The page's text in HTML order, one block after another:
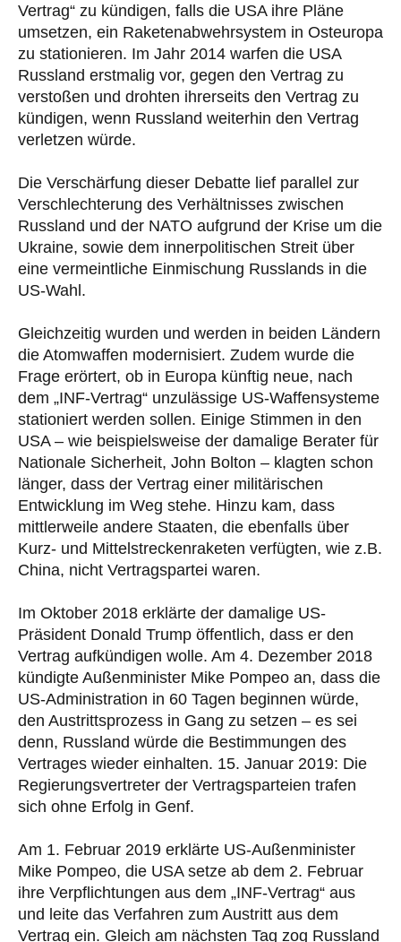
Vertrag“ zu kündigen, falls die USA ihre Pläne
umsetzen, ein Raketenabwehrsystem in Osteuropa
zu stationieren. Im Jahr 2014 warfen die USA
Russland erstmalig vor, gegen den Vertrag zu
verstoßen und drohten ihrerseits den Vertrag zu
kündigen, wenn Russland weiterhin den Vertrag
verletzen würde.
Die Verschärfung dieser Debatte lief parallel zur
Verschlechterung des Verhältnisses zwischen
Russland und der NATO aufgrund der Krise um die
Ukraine, sowie dem innerpolitischen Streit über
eine vermeintliche Einmischung Russlands in die
US-Wahl.
Gleichzeitig wurden und werden in beiden Ländern
die Atomwaffen modernisiert. Zudem wurde die
Frage erörtert, ob in Europa künftig neue, nach
dem „INF-Vertrag“ unzulässige US-Waffensysteme
stationiert werden sollen. Einige Stimmen in den
USA – wie beispielsweise der damalige Berater für
Nationale Sicherheit, John Bolton – klagten schon
länger, dass der Vertrag einer militärischen
Entwicklung im Weg stehe. Hinzu kam, dass
mittlerweile andere Staaten, die ebenfalls über
Kurz- und Mittelstreckenraketen verfügten, wie z.B.
China, nicht Vertragspartei waren.
Im Oktober 2018 erklärte der damalige US-
Präsident Donald Trump öffentlich, dass er den
Vertrag aufkündigen wolle. Am 4. Dezember 2018
kündigte Außenminister Mike Pompeo an, dass die
US-Administration in 60 Tagen beginnen würde,
den Austrittsprozess in Gang zu setzen – es sei
denn, Russland würde die Bestimmungen des
Vertrages wieder einhalten. 15. Januar 2019: Die
Regierungsvertreter der Vertragsparteien trafen
sich ohne Erfolg in Genf.
Am 1. Februar 2019 erklärte US-Außenminister
Mike Pompeo, die USA setze ab dem 2. Februar
ihre Verpflichtungen aus dem „INF-Vertrag“ aus
und leite das Verfahren zum Austritt aus dem
Vertrag ein. Gleich am nächsten Tag zog Russland